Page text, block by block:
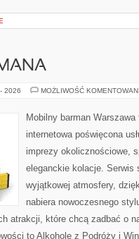
2026 MOŻLIWOŚĆ
Mobilny barman
internetowa poświęcona
imprezy okolicznościowe,
eleganckie kolacje. Serwis
wyjątkowej atmosfery,
nabiera nowoczesnego
atrakcji, które chcą zadbać o
to Alkohole z Podróży i